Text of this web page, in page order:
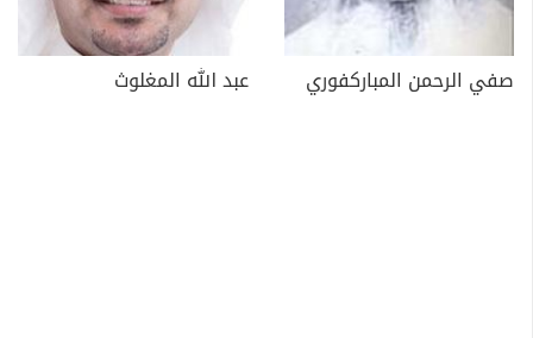
صفي الرحمن المباركفوري عبد الله المغلوث